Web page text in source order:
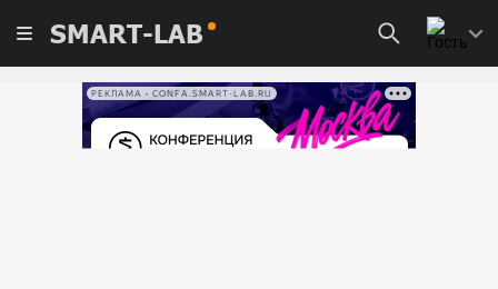
SMART-LAB
РЕКЛАМА • CONFA.SMART-LAB.RU